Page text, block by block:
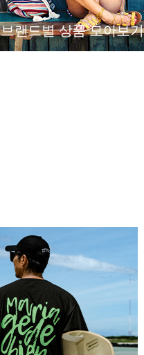
브랜드별 상품 모아보기